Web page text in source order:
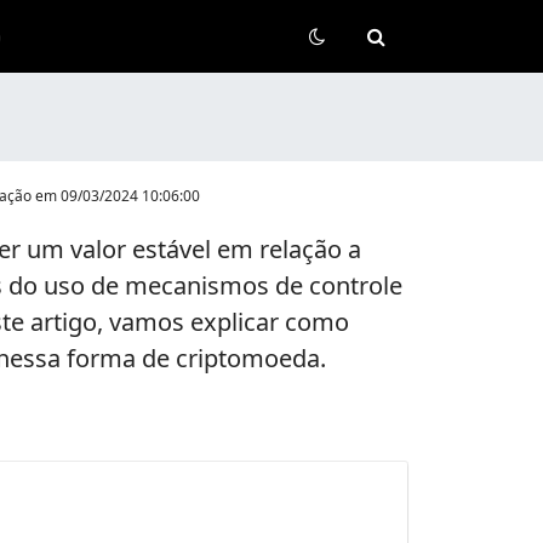
em09/03/2024 10:06:00
um valor estável em relação a
uso de mecanismos de controle
artigo, vamos explicar como
forma de criptomoeda.